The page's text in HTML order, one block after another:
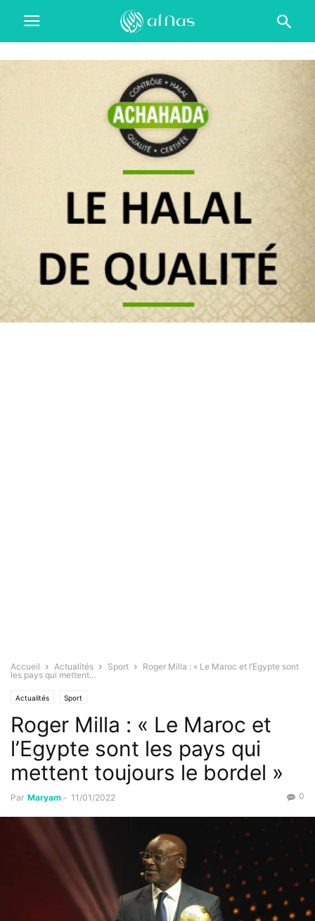
Accueil Actualités Sport
Roger Milla : « Le Maroc et l’Egypte sont
les pays qui mettent...
Actualités Sport
Roger Milla : « Le Maroc et
l’Egypte sont les pays qui
mettent toujours le bordel »
Par Maryam - 11/01/2022 0